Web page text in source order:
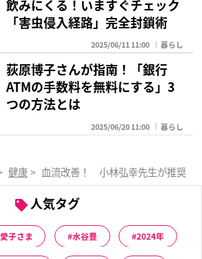
飲みにくる！いますぐチェック
「害虫侵入経路」完全封鎖術
2025/06/11 11:00 暮らし
荻原博子さんが指南！「銀行
ATMの手数料を無料にする」3
つの方法とは
2025/06/20 11:00 暮らし
健康 > 血流改善！ 小林弘幸先生が推奨す
人気タグ
愛子さま 水谷豊 2024年